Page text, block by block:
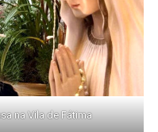
na Vila de Fátima